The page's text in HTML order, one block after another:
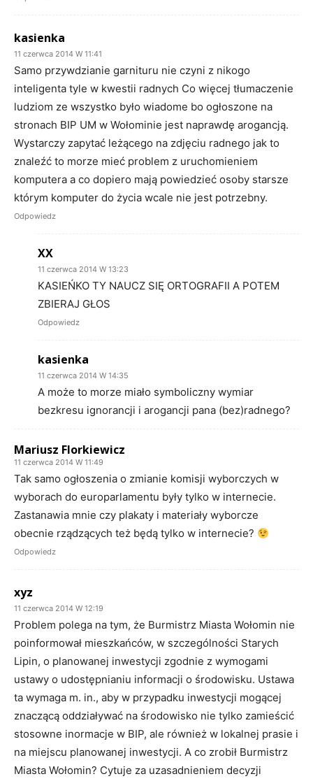
kasienka
11 czerwca 2014 W 11:41
Samo przywdzianie garnituru nie czyni z nikogo
inteligenta tyle w kwestii radnych Co więcej tłumaczenie
ludziom ze wszystko było wiadome bo ogłoszone na
stronach BIP UM w Wołominie jest naprawdę arogancją.
Wystarczy zapytać leżącego na zdjęciu radnego jak to
znaleźć to morze mieć problem z uruchomieniem
komputera a co dopiero mają powiedzieć osoby starsze
którym komputer do życia wcale nie jest potrzebny.
Odpowiedz
XX
11 czerwca 2014 W 13:23
KASIEŃKO TY NAUCZ SIĘ ORTOGRAFII A POTEM
ZBIERAJ GŁOS
Odpowiedz
kasienka
11 czerwca 2014 W 14:35
A może to morze miało symboliczny wymiar
bezkresu ignorancji i arogancji pana (bez)radnego?
Mariusz Florkiewicz
11 czerwca 2014 W 11:49
Tak samo ogłoszenia o zmianie komisji wyborczych w
wyborach do europarlamentu były tylko w internecie.
Zastanawia mnie czy plakaty i materiały wyborcze
obecnie rządzących też będą tylko w internecie?
Odpowiedz
xyz
11 czerwca 2014 W 12:19
Problem polega na tym, że Burmistrz Miasta Wołomin nie
poinformował mieszkańców, w szczególności Starych
Lipin, o planowanej inwestycji zgodnie z wymogami
ustawy o udostępnianiu informacji o środowisku. Ustawa
ta wymaga m. in., aby w przypadku inwestycji mogącej
znaczącą oddziaływać na środowisko nie tylko zamieścić
stosowne inormacje w BIP, ale również w lokalnej prasie i
na miejscu planowanej inwestycji. A co zrobił Burmistrz
Miasta Wołomin? Cytuje za uzasadnieniem decyzji